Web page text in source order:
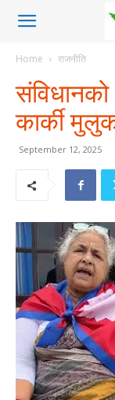
Home राजनीति
कार्की
September 12, 2025